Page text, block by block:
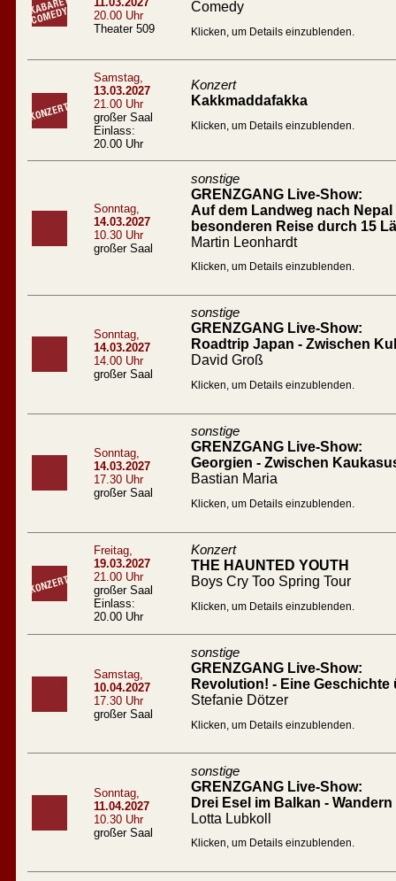
20.00 Uhr
Theater 509
Comedy
Klicken, um Details einzublenden.
Samstag,
13.03.2027
21.00 Uhr
großer Saal
Einlass:
20.00 Uhr
Konzert
Kakkmaddafakka
Klicken, um Details einzublenden.
Sonntag,
14.03.2027
10.30 Uhr
großer Saal
sonstige
GRENZGANG Live-Show:
Auf dem Landweg nach
besonderen Reise durch 15
Martin Leonhardt
Klicken, um Details einzublenden.
Sonntag,
14.03.2027
14.00 Uhr
großer Saal
sonstige
GRENZGANG Live-Show:
Roadtrip Japan - Zwischen
David Groß
Klicken, um Details einzublenden.
Sonntag,
14.03.2027
17.30 Uhr
großer Saal
sonstige
GRENZGANG Live-Show:
Georgien - Zwischen
Bastian Maria
Klicken, um Details einzublenden.
Freitag,
19.03.2027
21.00 Uhr
großer Saal
Einlass:
20.00 Uhr
Konzert
THE HAUNTED YOUTH
Boys Cry Too Spring Tour
Klicken, um Details einzublenden.
Samstag,
10.04.2027
17.30 Uhr
großer Saal
sonstige
GRENZGANG Live-Show:
Revolution! - Eine
Stefanie Dötzer
Klicken, um Details einzublenden.
Sonntag,
11.04.2027
10.30 Uhr
großer Saal
sonstige
GRENZGANG Live-Show:
Drei Esel im Balkan -
Lotta Lubkoll
Klicken, um Details einzublenden.